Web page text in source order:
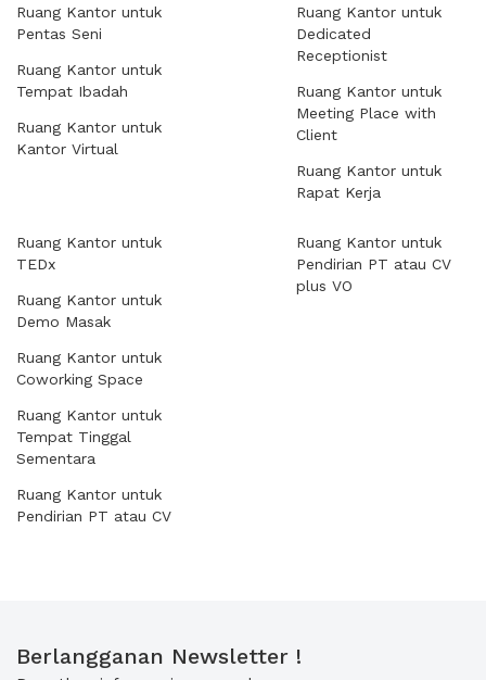
Ruang Kantor untuk
Pentas Seni
Ruang Kantor untuk
Tempat Ibadah
Ruang Kantor untuk
Kantor Virtual
Ruang Kantor untuk
Dedicated
Receptionist
Ruang Kantor untuk
Meeting Place with
Client
Ruang Kantor untuk
Rapat Kerja
Ruang Kantor untuk
TEDx
Ruang Kantor untuk
Demo Masak
Ruang Kantor untuk
Coworking Space
Ruang Kantor untuk
Tempat Tinggal
Sementara
Ruang Kantor untuk
Pendirian PT atau CV
Ruang Kantor untuk
Pendirian PT atau CV
plus VO
Berlangganan Newsletter !